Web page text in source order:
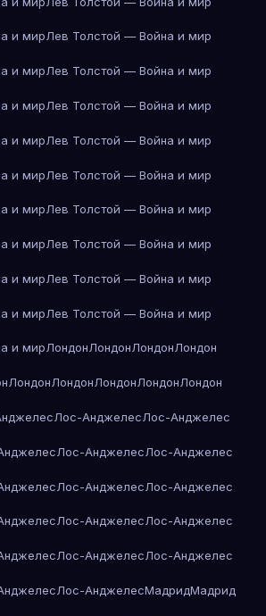
и мирЛев Толстой — Война и мир
и мирЛев Толстой — Война и мир
и мирЛев Толстой — Война и мир
и мирЛев Толстой — Война и мир
и мирЛев Толстой — Война и мир
и мирЛев Толстой — Война и мир
и мирЛев Толстой — Война и мир
и мирЛев Толстой — Война и мир
и мирЛев Толстой — Война и мир
и мирЛондонЛондонЛондонЛондон
ЛондонЛондонЛондонЛондонЛондон
Лос-АнджелесЛос-Анджелес
Лос-АнджелесЛос-Анджелес
Лос-АнджелесЛос-Анджелес
Лос-АнджелесЛос-Анджелес
Лос-АнджелесЛос-Анджелес
Лос-АнджелесМадридМадрид